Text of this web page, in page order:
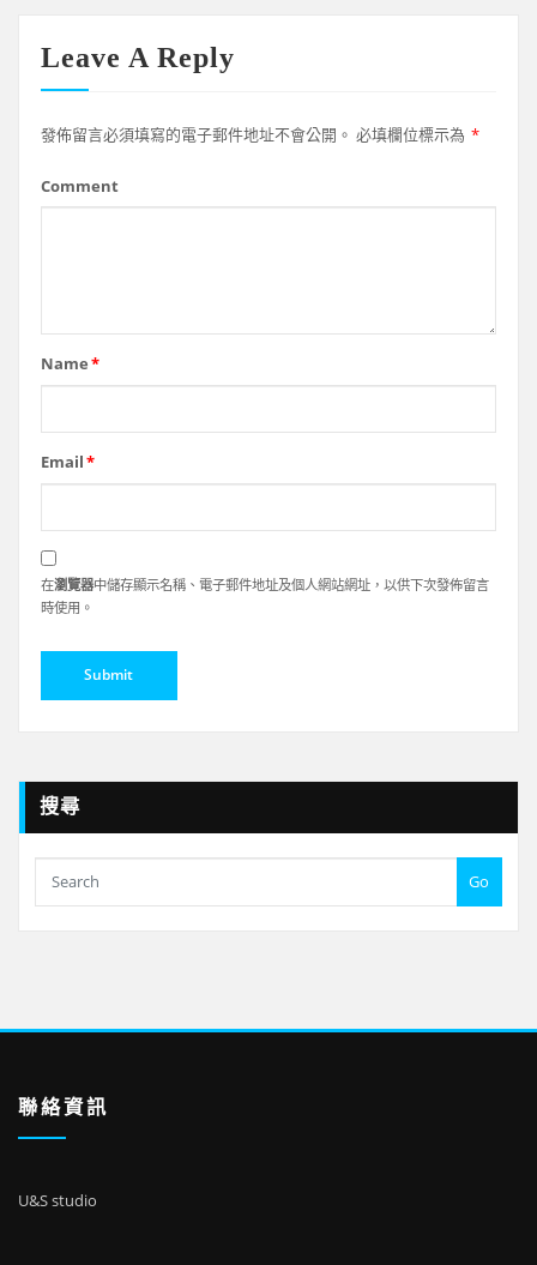
Leave A Reply
發佈留言必須填寫的電子郵件地址不會公開。 必填欄位標示為 *
Comment
Name*
Email*
在瀏覽器中儲存顯示名稱、電子郵件地址及個人網站網址，以供下次發佈留言
時使用。
搜尋
Go
聯絡資訊
U&S studio